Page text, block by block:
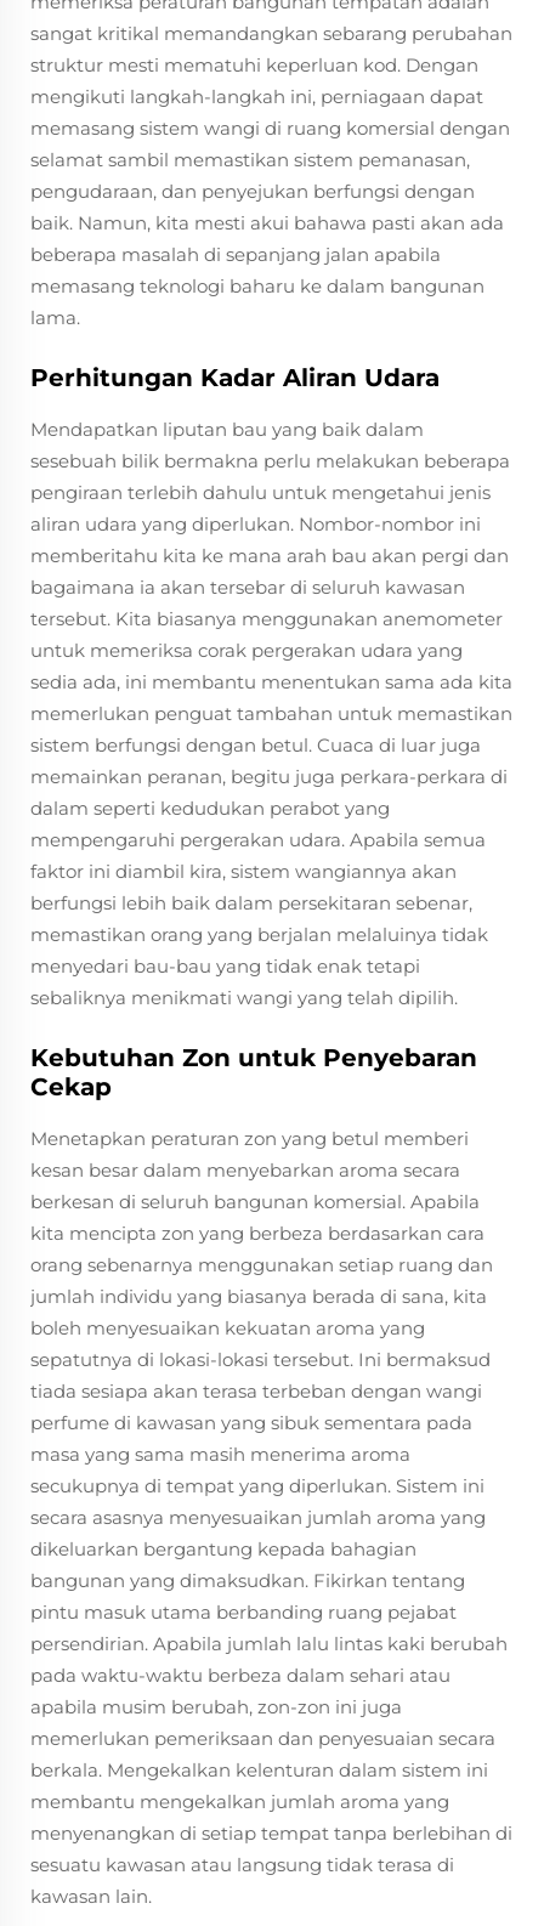
sangat kritikal memandangkan sebarang perubahan
struktur mesti mematuhi keperluan kod. Dengan
mengikuti langkah-langkah ini, perniagaan dapat
memasang sistem wangi di ruang komersial dengan
selamat sambil memastikan sistem pemanasan,
pengudaraan, dan penyejukan berfungsi dengan
baik. Namun, kita mesti akui bahawa pasti akan ada
beberapa masalah di sepanjang jalan apabila
memasang teknologi baharu ke dalam bangunan
lama.
Perhitungan Kadar Aliran Udara
Mendapatkan liputan bau yang baik dalam
sesebuah bilik bermakna perlu melakukan beberapa
pengiraan terlebih dahulu untuk mengetahui jenis
aliran udara yang diperlukan. Nombor-nombor ini
memberitahu kita ke mana arah bau akan pergi dan
bagaimana ia akan tersebar di seluruh kawasan
tersebut. Kita biasanya menggunakan anemometer
untuk memeriksa corak pergerakan udara yang
sedia ada, ini membantu menentukan sama ada kita
memerlukan penguat tambahan untuk memastikan
sistem berfungsi dengan betul. Cuaca di luar juga
memainkan peranan, begitu juga perkara-perkara di
dalam seperti kedudukan perabot yang
mempengaruhi pergerakan udara. Apabila semua
faktor ini diambil kira, sistem wangiannya akan
berfungsi lebih baik dalam persekitaran sebenar,
memastikan orang yang berjalan melaluinya tidak
menyedari bau-bau yang tidak enak tetapi
sebaliknya menikmati wangi yang telah dipilih.
Kebutuhan Zon untuk Penyebaran
Cekap
Menetapkan peraturan zon yang betul memberi
kesan besar dalam menyebarkan aroma secara
berkesan di seluruh bangunan komersial. Apabila
kita mencipta zon yang berbeza berdasarkan cara
orang sebenarnya menggunakan setiap ruang dan
jumlah individu yang biasanya berada di sana, kita
boleh menyesuaikan kekuatan aroma yang
sepatutnya di lokasi-lokasi tersebut. Ini bermaksud
tiada sesiapa akan terasa terbeban dengan wangi
perfume di kawasan yang sibuk sementara pada
masa yang sama masih menerima aroma
secukupnya di tempat yang diperlukan. Sistem ini
secara asasnya menyesuaikan jumlah aroma yang
dikeluarkan bergantung kepada bahagian
bangunan yang dimaksudkan. Fikirkan tentang
pintu masuk utama berbanding ruang pejabat
persendirian. Apabila jumlah lalu lintas kaki berubah
pada waktu-waktu berbeza dalam sehari atau
apabila musim berubah, zon-zon ini juga
memerlukan pemeriksaan dan penyesuaian secara
berkala. Mengekalkan kelenturan dalam sistem ini
membantu mengekalkan jumlah aroma yang
menyenangkan di setiap tempat tanpa berlebihan di
sesuatu kawasan atau langsung tidak terasa di
kawasan lain.